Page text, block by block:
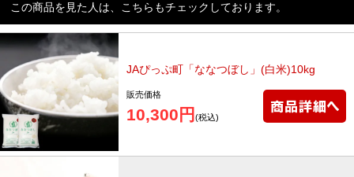
この商品を見た人は、こちらもチェックしております。
JAぴっぷ町「ななつぼし」(白米)10kg
販売価格
10,300円 (税込)